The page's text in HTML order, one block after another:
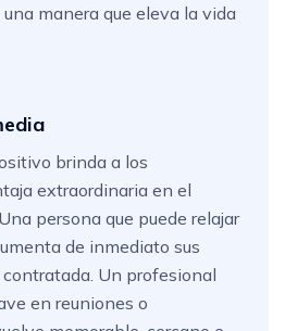
manera que eleva la vida
brinda a los
extraordinaria en el
persona que puede relajar
de inmediato sus
Un profesional
en reuniones o